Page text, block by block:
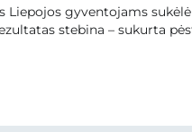
gyventojams
stebina – sukurta